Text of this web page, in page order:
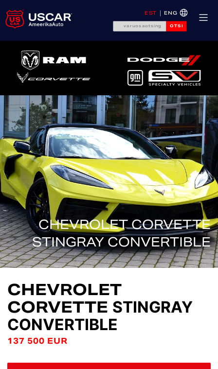
OTSI
EST ENG
CHEVROLET CORVETTE
STINGRAY CONVERTIBLE
CHEVROLET
CORVETTESTINGRAY
CONVERTIBLE
137 500 EUR